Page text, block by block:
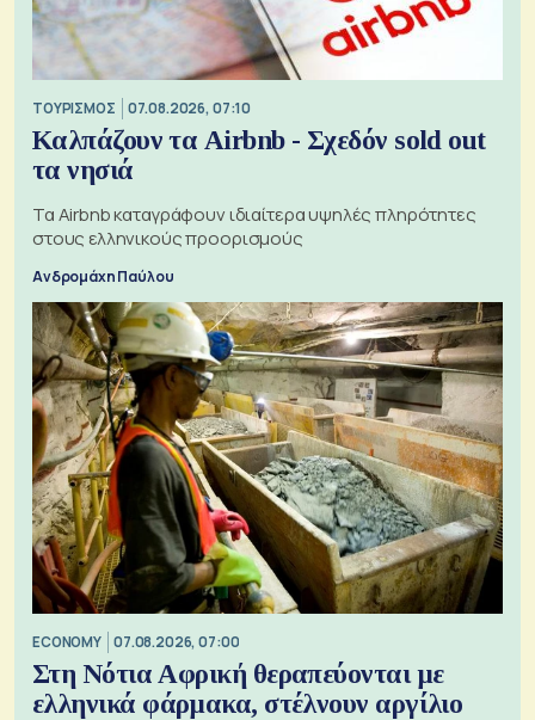
ΤΟΥΡΙΣΜΟΣ 07.08.2026, 07:10
Καλπάζουν τα Airbnb - Σχεδόν sold out
τα νησιά
Τα Airbnb καταγράφουν ιδιαίτερα υψηλές πληρότητες
στους ελληνικούς προορισμούς
Ανδρομάχη Παύλου
ECONOMY 07.08.2026, 07:00
Στη Νότια Αφρική θεραπεύονται με
ελληνικά φάρμακα, στέλνουν αργίλιο